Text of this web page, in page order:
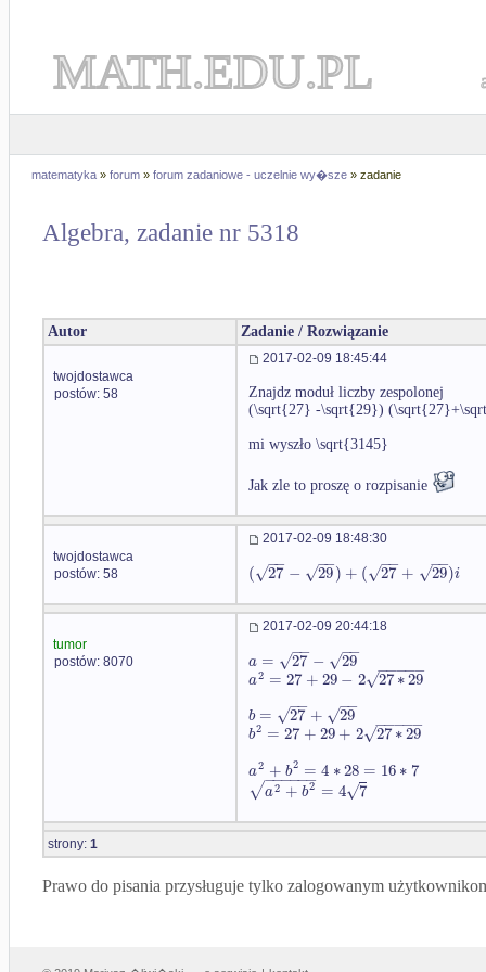
MATH.EDU.PL
matematyka » forum » forum zadaniowe - uczelnie wy�sze » zadanie
Algebra, zadanie nr 5318
Autor Zadanie / Rozwiązanie
twojdostawca
postów: 58
2017-02-09 18:45:44
Znajdz moduł liczby zespolonej
(\sqrt{27} -\sqrt{29})
mi wyszło \sqrt{3145}
Jak zle to proszę o rozpisanie
twojdostawca
postów: 58
2017-02-09 18:48:30
( 27
−−
√ − 29
−−
√ ) + ( 27
−−
√ + 29
−−
√ )i
tumor
postów: 8070
2017-02-09 20:44:18
a = 27
−−
√ − 29
−−
√
a2 = 27 +29− 2 27∗29
− −
−−−
√
b = 27
−−
√ + 29
−−
√
b2 = 27 +29+ 2 27∗29
− −
−−−
√
a2 +b2 = 4 ∗28 = 16∗ 7
a2 +b2
− −
−−−−
√ = 4 7
√
strony: 1
Prawo do pisania przysługuje tylko zalogowanym